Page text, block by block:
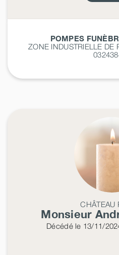
POMPES
ZONE INDUSTRIELLE DE
CHÂTEAU
Monsieur
Décédéle 13/11/